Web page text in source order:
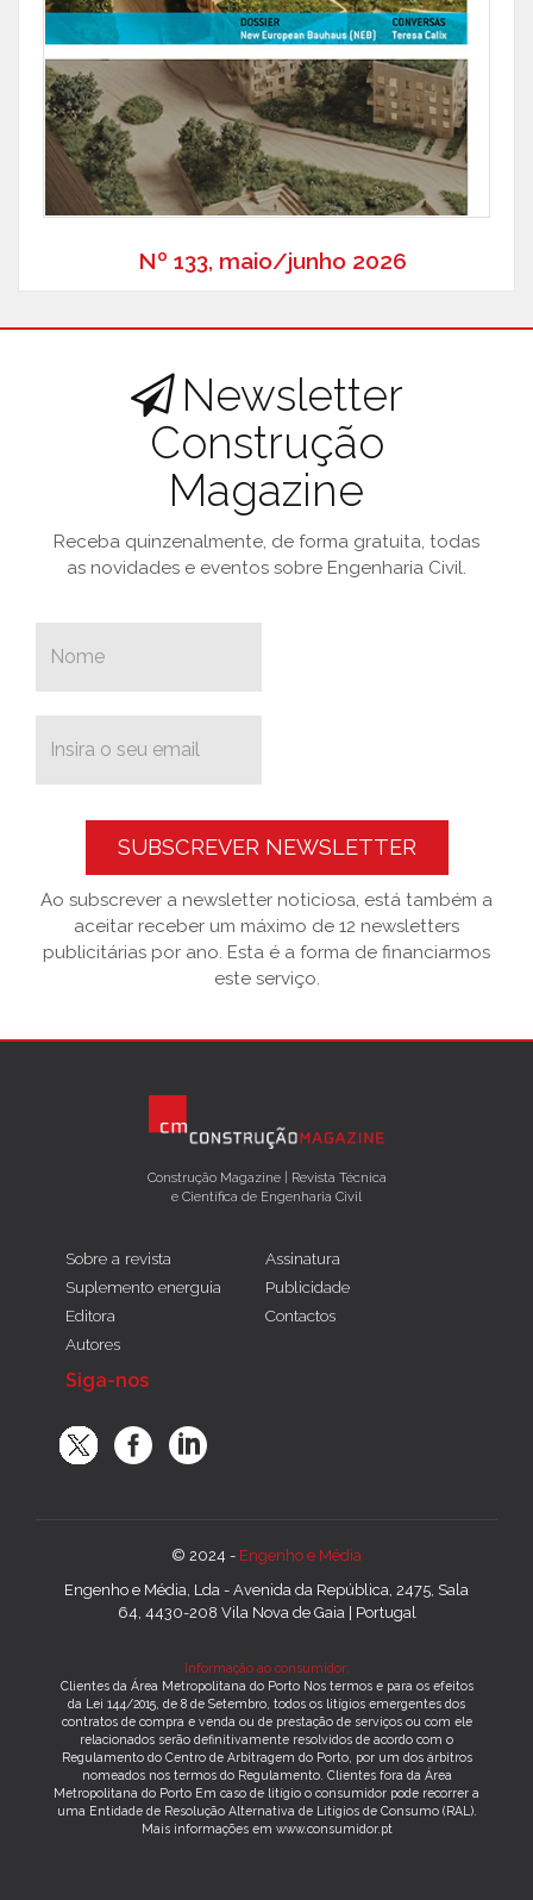
Nº 133, maio/junho 2026
Newsletter
Construção
Magazine
Receba quinzenalmente, de forma gratuita, todas
as novidades e eventos sobre Engenharia Civil.
SUBSCREVER NEWSLETTER
Ao subscrever a newsletter noticiosa, está também a
aceitar receber um máximo de 12 newsletters
publicitárias por ano. Esta é a forma de financiarmos
este serviço.
Construção Magazine | Revista Técnica
e Científica de Engenharia Civil
Sobre a revista
Suplemento energuia
Editora
Autores
Assinatura
Publicidade
Contactos
Siga-nos
© 2024 - Engenho e Média
Engenho e Média, Lda - Avenida da República, 2475, Sala
64, 4430-208 Vila Nova de Gaia | Portugal
Informação ao consumidor:
Clientes da Área Metropolitana do Porto Nos termos e para os efeitos
da Lei 144/2015, de 8 de Setembro, todos os litígios emergentes dos
contratos de compra e venda ou de prestação de serviços ou com ele
relacionados serão definitivamente resolvidos de acordo com o
Regulamento do Centro de Arbitragem do Porto, por um dos árbitros
nomeados nos termos do Regulamento. Clientes fora da Área
Metropolitana do Porto Em caso de litígio o consumidor pode recorrer a
uma Entidade de Resolução Alternativa de Litígios de Consumo (RAL).
Mais informações em www.consumidor.pt